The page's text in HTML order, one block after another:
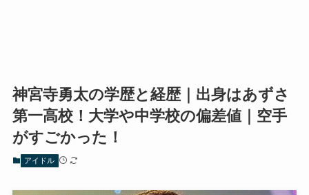
神宮寺勇太の学歴と経歴｜出身はあずさ
第一高校！大学や中学校の偏差値｜空手
がすごかった！
アイドル